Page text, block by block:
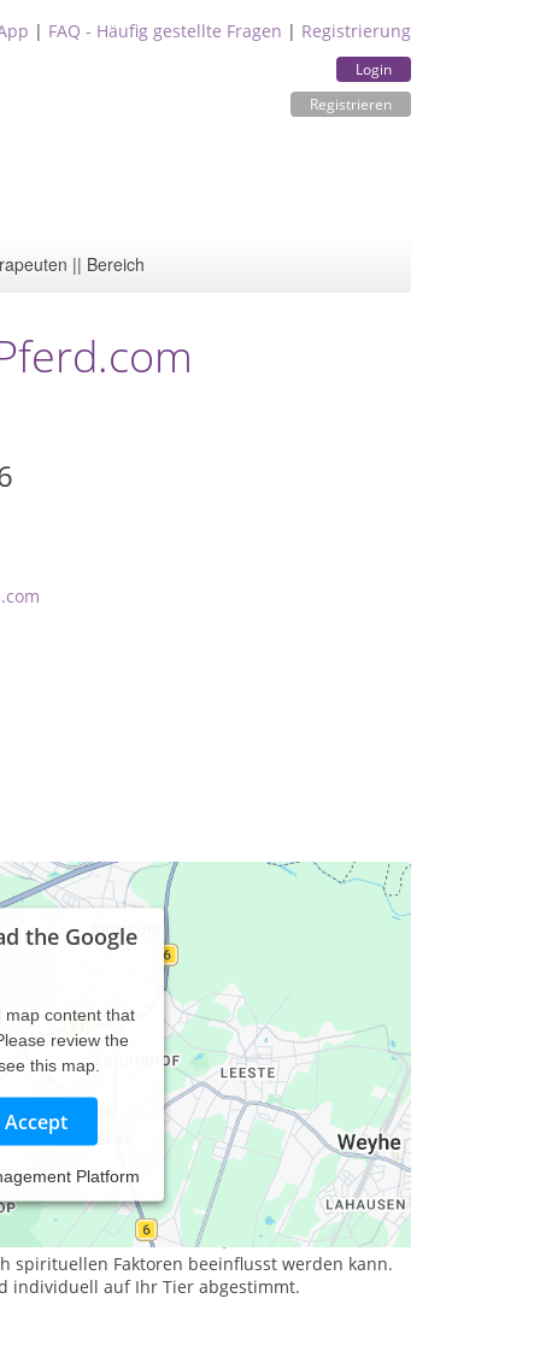
| FAQ - Häufig gestellte Fragen | Registrierung
Login
Registrieren
|| Bereich
the Google
map content that
review the
this map.
Accept
Platform
Hunde, spielt für mich die Genesung und
dass ich nicht nur die Symptome einer
Lebewesen sehe, dessen Gesundheit
spirituellen Faktoren beeinflusst werden kann.
individuell auf Ihr Tier abgestimmt.